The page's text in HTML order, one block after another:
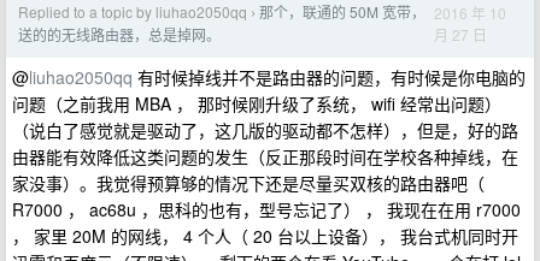
Replied to a topic by liuhao2050qq › 那个，联通的 50M 宽带，
送的的无线路由器，总是掉网。
2016 年 10
月 27 日
@liuhao2050qq 有时候掉线并不是路由器的问题，有时候是你电脑的
问题（之前我用 MBA ， 那时候刚升级了系统， wifi 经常出问题）
（说白了感觉就是驱动了，这几版的驱动都不怎样），但是，好的路
由器能有效降低这类问题的发生（反正那段时间在学校各种掉线，在
家没事）。我觉得预算够的情况下还是尽量买双核的路由器吧（
R7000 ， ac68u ，思科的也有，型号忘记了） ， 我现在在用 r7000
， 家里 20M 的网线， 4 个人（ 20 台以上设备）， 我台式机同时开